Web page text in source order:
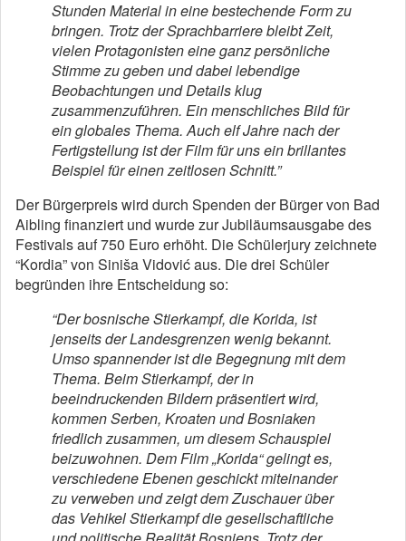
Stunden Material in eine bestechende Form zu
bringen. Trotz der Sprachbarriere bleibt Zeit,
vielen Protagonisten eine ganz persönliche
Stimme zu geben und dabei lebendige
Beobachtungen und Details klug
zusammenzuführen. Ein menschliches Bild für
ein globales Thema. Auch elf Jahre nach der
Fertigstellung ist der Film für uns ein brillantes
Beispiel für einen zeitlosen Schnitt.”
Der Bürgerpreis wird durch Spenden der Bürger von Bad
Aibling finanziert und wurde zur Jubiläumsausgabe des
Festivals auf 750 Euro erhöht. Die Schülerjury zeichnete
“Kordia” von Siniša Vidović aus. Die drei Schüler
begründen ihre Entscheidung so:
“Der bosnische Stierkampf, die Korida, ist
jenseits der Landesgrenzen wenig bekannt.
Umso spannender ist die Begegnung mit dem
Thema. Beim Stierkampf, der in
beeindruckenden Bildern präsentiert wird,
kommen Serben, Kroaten und Bosniaken
friedlich zusammen, um diesem Schauspiel
beizuwohnen. Dem Film „Korida“ gelingt es,
verschiedene Ebenen geschickt miteinander
zu verweben und zeigt dem Zuschauer über
das Vehikel Stierkampf die gesellschaftliche